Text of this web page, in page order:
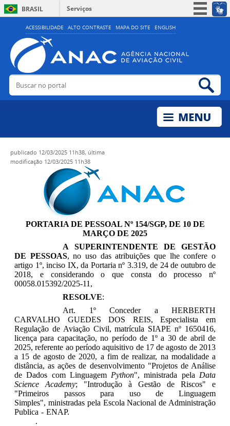
ACESSIBILIDADE ALTO CONTRASTE MAPA DO SITE ENGLISH
BRASIL
Serviços
Simplifique!
Acesso à informação
Legislação
Buscar no portal
publicado 12/03/2025 11h38, última
modificação 12/03/2025 11h38
PORTARIA DE PESSOAL Nº 154/SGP, DE 10 DE
MARÇO DE 2025
A SUPERINTENDENTE DE GESTÃO
DE PESSOAS, no uso das atribuições que lhe confere o
artigo 1º, inciso IX, da Portaria nº 3.319, de 24 de outubro de
2018, e considerando o que consta do processo nº
00058.015392/2025-11,
RESOLVE:
Art. 1º Conceder a HERBERTH
CARVALHO GUEDES DOS REIS, Especialista em
Regulação de Aviação Civil, matrícula SIAPE nº 1650416,
licença para capacitação, no período de 1º a 30 de abril de
2025, referente ao período aquisitivo de 17 de agosto de 2013
a 15 de agosto de 2020, a fim de realizar, na modalidade a
distância, as ações de desenvolvimento "Projetos de Análise
de Dados com Linguagem Python", ministrada pela Data
Science Academy; "Introdução à Gestão de Riscos" e
"Primeiros passos para uso de Linguagem
Simples", ministradas pela Escola Nacional de Administração
Publica - ENAP.
.